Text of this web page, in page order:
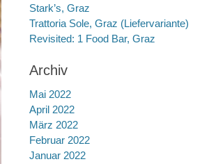
Stark’s, Graz
Trattoria Sole, Graz (Liefervariante)
Revisited: 1 Food Bar, Graz
Archiv
Mai 2022
April 2022
März 2022
Februar 2022
Januar 2022